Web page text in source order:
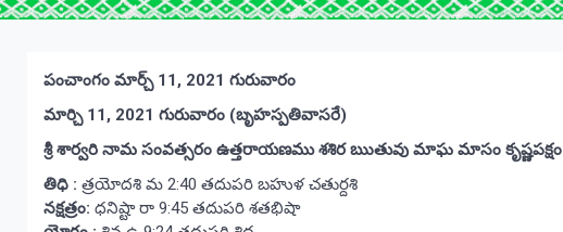
పంచాంగం మార్చ్ 11, 2021 గురువారం
మార్చి 11 , 2021 గురువారం (బృహస్పతివాసరే)
శ్రీ శార్వరి నామ సంవత్సరం ఉత్తరాయణము శశిర ఋతువు మాఘ మాసం కృష్ణపక్షం
తిధి : త్రయోదశి మ 2:40 తదుపరి బహుళ చతుర్దశి
నక్షత్రం: ధనిష్టా రా 9:45 తదుపరి శతభిషా